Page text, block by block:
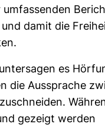
umfas­senden
damit die
es
die Aus­sprache
gezeigt werden